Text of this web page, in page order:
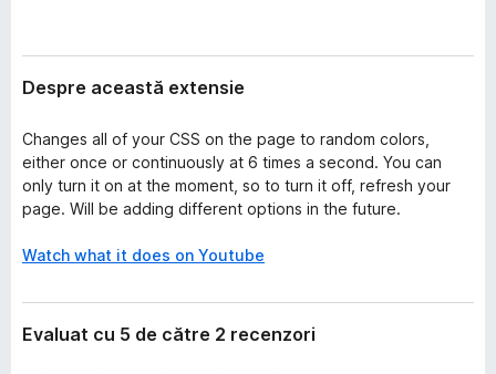
Despre această extensie
Changes all of your CSS on the page to random colors,
either once or continuously at 6 times a second. You can
only turn it on at the moment, so to turn it off, refresh your
page. Will be adding different options in the future.
Watch what it does on Youtube
Evaluat cu 5 de către 2 recenzori